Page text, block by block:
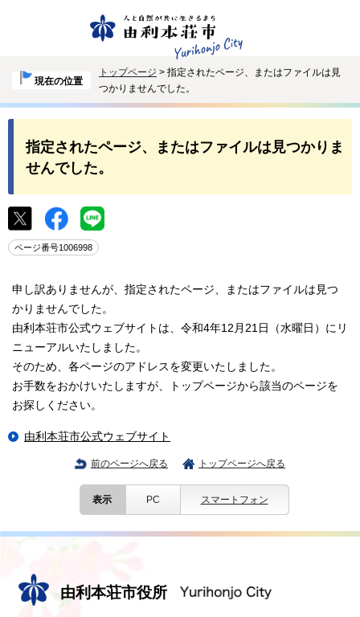
現在の位置
トップページ > 指定されたページ、またはファイルは見
つかりませんでした。
指定されたページ、またはファイルは見つかりま
せんでした。
ページ番号1006998
申し訳ありませんが、指定されたページ、またはファイルは見つ
かりませんでした。
由利本荘市公式ウェブサイトは、令和4年12月21日（水曜日）にリ
ニューアルいたしました。
そのため、各ページのアドレスを変更いたしました。
お手数をおかけいたしますが、トップページから該当のページを
お探しください。
由利本荘市公式ウェブサイト
前のページへ戻る トップページへ戻る
表示 PC スマートフォン
由利本荘市役所